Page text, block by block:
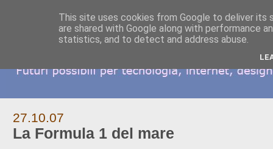
27.10.07
La Formula 1 del mare
This site uses cookies from Google to deliver its
are shared with Google along with performance
statistics, and to detect and address abuse.